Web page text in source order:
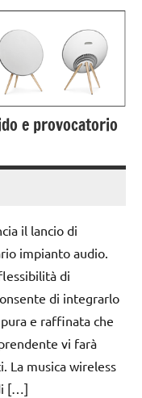
e provocatorio
il lancio di
impianto audio.
di
di integrarlo
e raffinata che
vi farà
La musica wireless
[…]